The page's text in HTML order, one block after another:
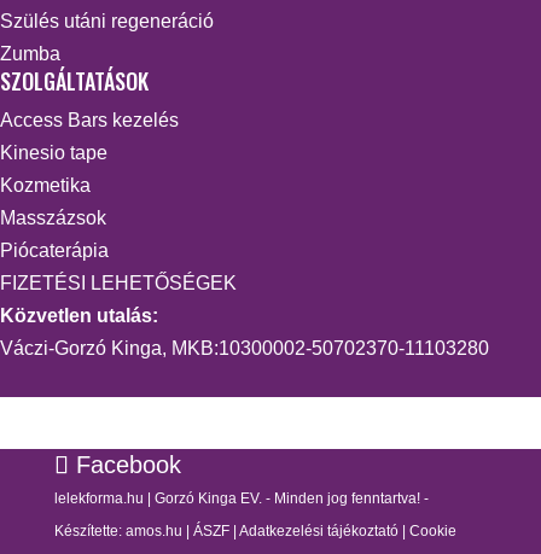
Szülés utáni regeneráció
Zumba
SZOLGÁLTATÁSOK
Access Bars kezelés
Kinesio tape
Kozmetika
Masszázsok
Piócaterápia
FIZETÉSI LEHETŐSÉGEK
Közvetlen utalás:
Váczi-Gorzó Kinga, MKB:10300002-50702370-11103280
Facebook
lelekforma.hu | Gorzó Kinga EV. - Minden jog fenntartva! -
Készítette: amos.hu ÁSZF| Adatkezelési tájékoztató| Cookie